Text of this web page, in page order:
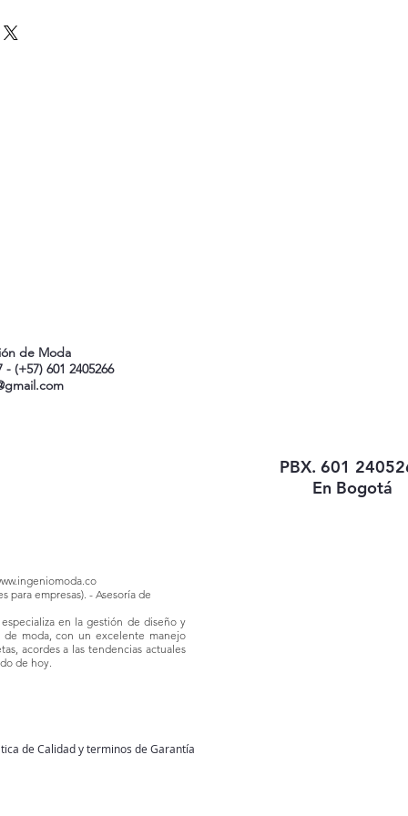
de Moda
(+57) 601 2405266
para empresas). - Asesoría de
en la gestión de diseño y
de moda,con un excelente manejo
acordes a las tendencias actuales
de hoy.
de Calidad y terminos de Garantía
PBX. 601
En Bogotá